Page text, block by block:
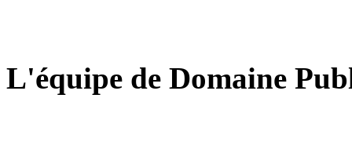
L'équipe de Domaine